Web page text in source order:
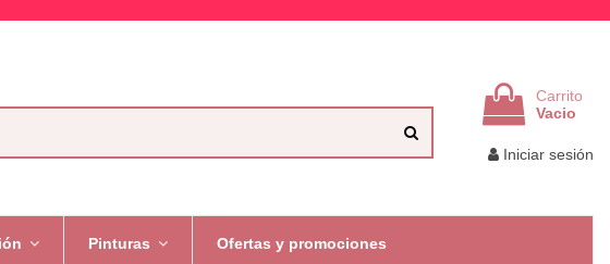
Carrito
Vacio
Iniciar sesión
Pinturas Ofertas y promociones